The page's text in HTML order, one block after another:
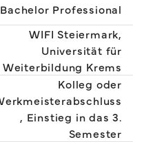
Bachelor Professional
WIFI Steiermark,
Universität für
Weiterbildung Krems
Kolleg oder
, Einstieg in das 3.
Semester